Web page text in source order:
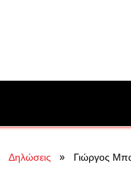
Δηλώσεις » Γιώργος